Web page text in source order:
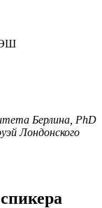
Берлина, PhD
Лондонского